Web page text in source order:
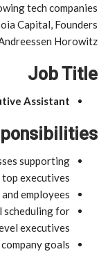
tech companies
Capital, Founders
Horowitz.
Job Title
Assistant
supporting
top executives
employees
scheduling for
executives
goals